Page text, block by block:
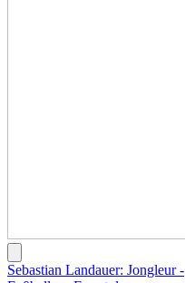
Sebastian Landauer: Jongleur -